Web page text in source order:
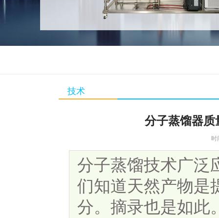
技术
分子蒸馏器质
时
分子蒸馏技术广泛
们知道天然产物是
分。摘录也是如此